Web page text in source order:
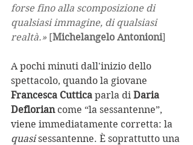
forse fino alla scomposizione di
qualsiasi immagine, di qualsiasi
realtà.» [Michelangelo Antonioni]
A pochi minuti dall'inizio dello
spettacolo, quando la giovane
Francesca Cuttica parla di Daria
Deflorian come “la sessantenne”,
viene immediatamente corretta: la
quasi sessantenne. È soprattutto una